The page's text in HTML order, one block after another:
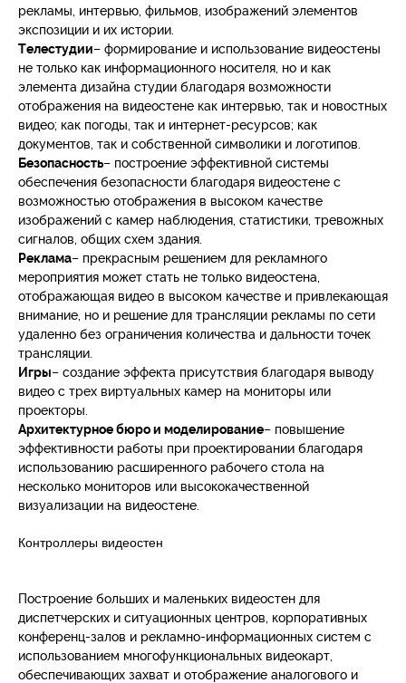
рекламы, интервью, фильмов, изображений элементов
экспозиции и их истории.
Телестудии– формирование и использование видеостены
не только как информационного носителя, но и как
элемента дизайна студии благодаря возможности
отображения на видеостене как интервью, так и новостных
видео; как погоды, так и интернет-ресурсов; как
документов, так и собственной символики и логотипов.
Безопасность– построение эффективной системы
обеспечения безопасности благодаря видеостене с
возможностью отображения в высоком качестве
изображений с камер наблюдения, статистики, тревожных
сигналов, общих схем здания.
Реклама– прекрасным решением для рекламного
мероприятия может стать не только видеостена,
отображающая видео в высоком качестве и привлекающая
внимание, но и решение для трансляции рекламы по сети
удаленно без ограничения количества и дальности точек
трансляции.
Игры– создание эффекта присутствия благодаря выводу
видео с трех виртуальных камер на мониторы или
проекторы.
Архитектурное бюро и моделирование– повышение
эффективности работы при проектировании благодаря
использованию расширенного рабочего стола на
несколько мониторов или высококачественной
визуализации на видеостене.
Контроллеры видеостен
Построение больших и маленьких видеостен для
диспетчерских и ситуационных центров, корпоративных
конференц-залов и рекламно-информационных систем с
использованием многофункциональных видеокарт,
обеспечивающих захват и отображение аналогового и